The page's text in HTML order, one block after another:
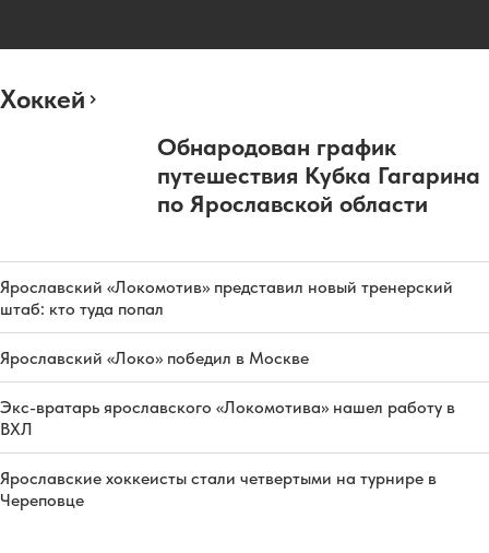
Хоккей
Обнародован график
путешествия Кубка Гагарина
по Ярославской области
Ярославский «Локомотив» представил новый тренерский
штаб: кто туда попал
Ярославский «Локо» победил в Москве
Экс-вратарь ярославского «Локомотива» нашел работу в
ВХЛ
Ярославские хоккеисты стали четвертыми на турнире в
Череповце